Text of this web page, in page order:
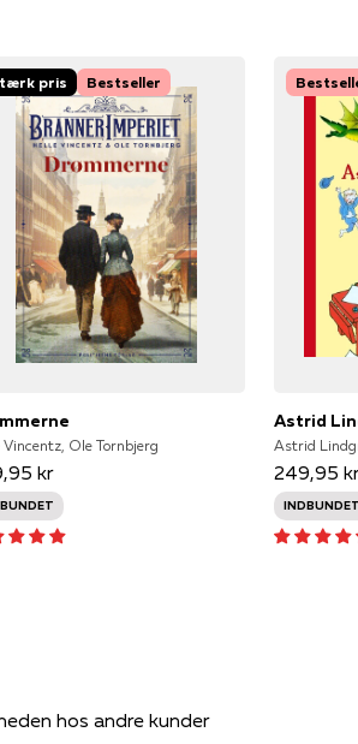
pris Bestseller
Vincentz, Ole Tornbjerg
kr
Astrid
249,95 kr
INDBUNDET
hos andre kunder